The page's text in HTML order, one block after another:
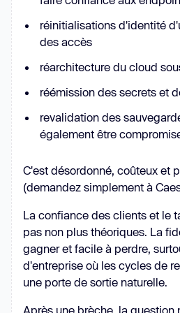
réinitialisations d'identité
des accès
réarchitecture du cloud
réémission des secrets et
revalidation des
également être
C'est désordonné, coûteux et
(demandez simplement à
La confiance des clients et le
pas non plus théoriques. La
gagner et facile à perdre,
d'entreprise où les cycles de
une porte de sortie naturelle.
Après une brèche, la question